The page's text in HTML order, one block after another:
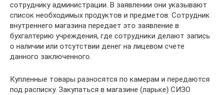
сотруднику администрации. В заявлении они указывают
список необходимых продуктов и предметов. Сотрудник
внутреннего магазина передает это заявление в
бухгалтерию учреждения, где сотрудники делают запись
о наличии или отсутствии денег на лицевом счете
данного заключенного.
Купленные товары разносятся по камерам и передаются
под расписку. Закупаться в магазине (ларьке) СИЗО